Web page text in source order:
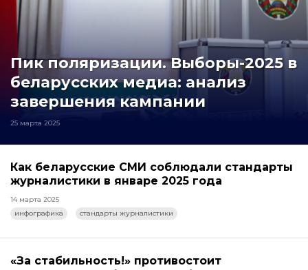
Пик поляризации. Выборы-2025 в
беларусских медиа: анализ
завершения кампании
25 марта 2025
Как беларусские СМИ соблюдали стандарты
журналистики в январе 2025 года
14 марта 2025
инфографика
стандарты журналистики
«За стабильность!» противостоит